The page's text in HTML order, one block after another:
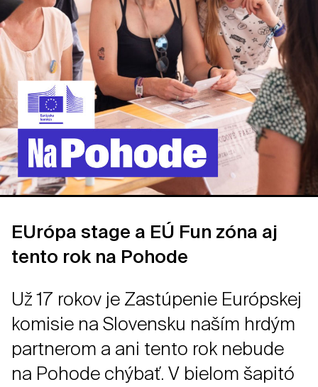
EUrópa stage a EÚ Fun zóna aj
tento rok na Pohode
Už 17 rokov je Zastúpenie Európskej
komisie na Slovensku naším hrdým
partnerom a ani tento rok nebude
na Pohode chýbať. V bielom šapitó